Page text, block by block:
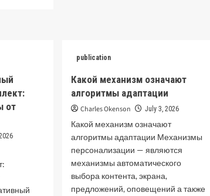
на
сна
современного
человека
от
publication
Какой механизм означают
алгоритмы адаптации
Charles Okenson July 3, 2026
Какой механизм означают
алгоритмы адаптации Механизмы
персонализации — являются
механизмы автоматического
выбора контента, экрана,
предложений, оповещений а также